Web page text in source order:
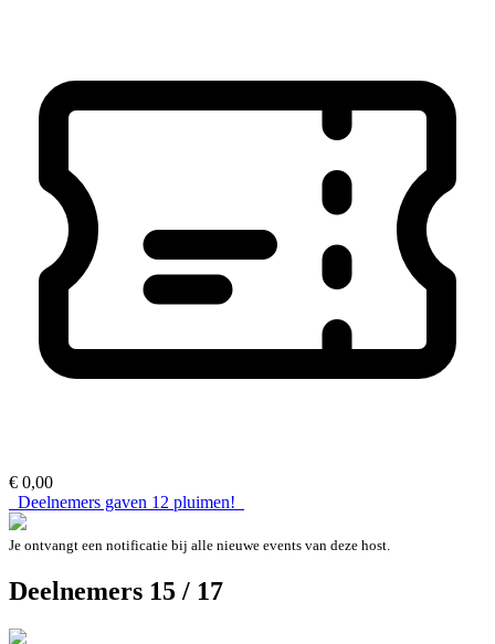
€ 0,00
Deelnemers gaven 12 pluimen!
Je ontvangt een notificatie bij alle nieuwe events van deze host.
Deelnemers 15 / 17